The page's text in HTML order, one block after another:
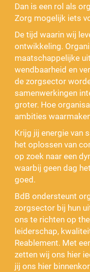
Dan is een rol als
Zorg mogelijk iets
De tijd waarin wij
ontwikkeling.
maatschappelijke
wendbaarheid en
de zorgsector
samenwerkingen
groter. Hoe
ambities
Krijg jij energie van
het oplossen van
op zoek naar een
waarbij geen dag
goed.
BdB ondersteunt
zorgsector bij hun
ons te richten op
leiderschap,
Reablement. Met
zetten wij ons hier
jij ons hier